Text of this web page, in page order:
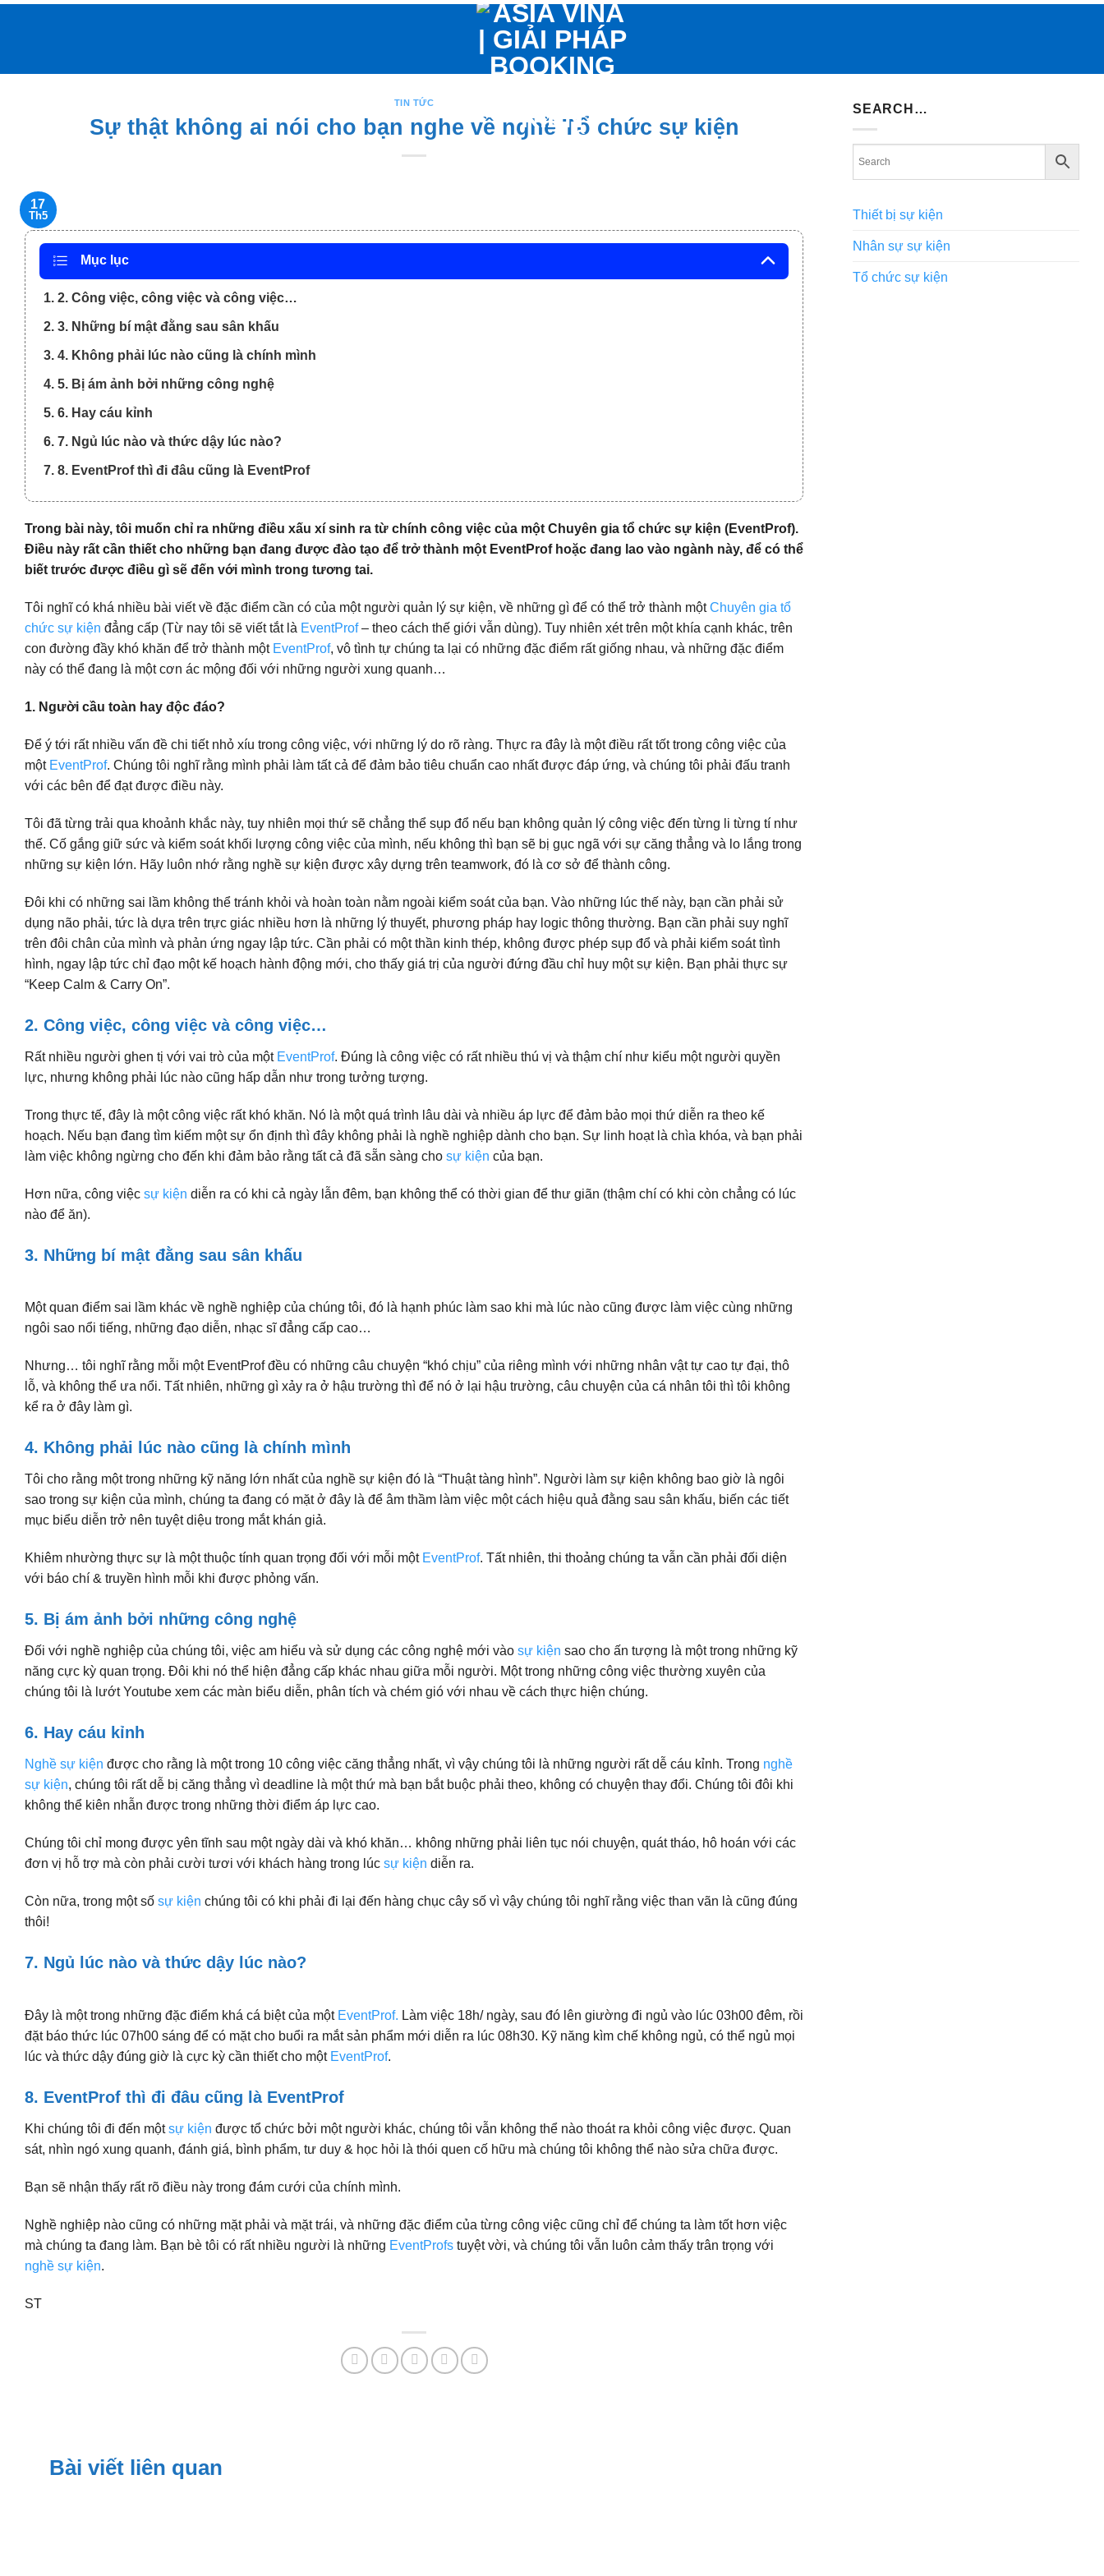
Bỏ
dung
TIN TỨC
Sự thật không ai nói cho bạn nghe về nghề Tổ chức sự kiện
17
Th5
Mục lục
1. 2. Công việc, công việc và công việc…
2. 3. Những bí mật đằng sau sân khấu
3. 4. Không phải lúc nào cũng là chính mình
4. 5. Bị ám ảnh bởi những công nghệ
5. 6. Hay cáu kỉnh
6. 7. Ngủ lúc nào và thức dậy lúc nào?
7. 8. EventProf thì đi đâu cũng là EventProf
Trong bài này, tôi muốn chỉ ra những điều xấu xí sinh ra từ chính công việc của một Chuyên gia tổ chức sự kiện (EventProf).
Điều này rất cần thiết cho những bạn đang được đào tạo để trở thành một EventProf hoặc đang lao vào ngành này, để có thể
biết trước được điều gì sẽ đến với mình trong tương tai.
Tôi nghĩ có khá nhiều bài viết về đặc điểm cần có của một người quản lý sự kiện, về những gì để có thể trở thành mộtChuyên gia tổ
chức sự kiện đẳng cấp (Từ nay tôi sẽ viết tắt là EventProf– theo cách thế giới vẫn dùng). Tuy nhiên xét trên một khía cạnh khác, trên
con đường đầy khó khăn để trở thành một EventProf, vô tình tự chúng ta lại có những đặc điểm rất giống nhau, và những đặc điểm
này có thể đang là một cơn ác mộng đối với những người xung quanh…
1. Người cầu toàn hay độc đáo?
Để ý tới rất nhiều vấn đề chi tiết nhỏ xíu trong công việc, với những lý do rõ ràng. Thực ra đây là một điều rất tốt trong công việc của
một EventProf. Chúng tôi nghĩ rằng mình phải làm tất cả để đảm bảo tiêu chuẩn cao nhất được đáp ứng, và chúng tôi phải đấu tranh
với các bên để đạt được điều này.
Tôi đã từng trải qua khoảnh khắc này, tuy nhiên mọi thứ sẽ chẳng thể sụp đổ nếu bạn không quản lý công việc đến từng li từng tí như
thế. Cố gắng giữ sức và kiểm soát khối lượng công việc của mình, nếu không thì bạn sẽ bị gục ngã với sự căng thẳng và lo lắng trong
những sự kiện lớn. Hãy luôn nhớ rằng nghề sự kiện được xây dựng trên teamwork, đó là cơ sở để thành công.
Đôi khi có những sai lầm không thể tránh khỏi và hoàn toàn nằm ngoài kiểm soát của bạn. Vào những lúc thế này, bạn cần phải sử
dụng não phải, tức là dựa trên trực giác nhiều hơn là những lý thuyết, phương pháp hay logic thông thường. Bạn cần phải suy nghĩ
trên đôi chân của mình và phản ứng ngay lập tức. Cần phải có một thần kinh thép, không được phép sụp đổ và phải kiểm soát tình
hình, ngay lập tức chỉ đạo một kế hoạch hành động mới, cho thấy giá trị của người đứng đầu chỉ huy một sự kiện. Bạn phải thực sự
“Keep Calm & Carry On”.
2. Công việc, công việc và công việc…
Rất nhiều người ghen tị với vai trò của một EventProf. Đúng là công việc có rất nhiều thú vị và thậm chí như kiểu một người quyền
lực, nhưng không phải lúc nào cũng hấp dẫn như trong tưởng tượng.
Trong thực tế, đây là một công việc rất khó khăn. Nó là một quá trình lâu dài và nhiều áp lực để đảm bảo mọi thứ diễn ra theo kế
hoạch. Nếu bạn đang tìm kiếm một sự ổn định thì đây không phải là nghề nghiệp dành cho bạn. Sự linh hoạt là chìa khóa, và bạn phải
làm việc không ngừng cho đến khi đảm bảo rằng tất cả đã sẵn sàng cho sự kiện của bạn.
Hơn nữa, công việc sự kiện diễn ra có khi cả ngày lẫn đêm, bạn không thể có thời gian để thư giãn (thậm chí có khi còn chẳng có lúc
nào để ăn).
3. Những bí mật đằng sau sân khấu
Một quan điểm sai lầm khác về nghề nghiệp của chúng tôi, đó là hạnh phúc làm sao khi mà lúc nào cũng được làm việc cùng những
ngôi sao nổi tiếng, những đạo diễn, nhạc sĩ đẳng cấp cao…
Nhưng… tôi nghĩ rằng mỗi một EventProf đều có những câu chuyện “khó chịu” của riêng mình với những nhân vật tự cao tự đại, thô
lỗ, và không thể ưa nổi. Tất nhiên, những gì xảy ra ở hậu trường thì để nó ở lại hậu trường, câu chuyện của cá nhân tôi thì tôi không
kể ra ở đây làm gì.
4. Không phải lúc nào cũng là chính mình
Tôi cho rằng một trong những kỹ năng lớn nhất của nghề sự kiện đó là “Thuật tàng hình”. Người làm sự kiện không bao giờ là ngôi
sao trong sự kiện của mình, chúng ta đang có mặt ở đây là để âm thầm làm việc một cách hiệu quả đằng sau sân khấu, biến các tiết
mục biểu diễn trở nên tuyệt diệu trong mắt khán giả.
Khiêm nhường thực sự là một thuộc tính quan trọng đối với mỗi một EventProf. Tất nhiên, thi thoảng chúng ta vẫn cần phải đối diện
với báo chí & truyền hình mỗi khi được phỏng vấn.
5. Bị ám ảnh bởi những công nghệ
Đối với nghề nghiệp của chúng tôi, việc am hiểu và sử dụng các công nghệ mới vào sự kiện sao cho ấn tượng là một trong những kỹ
năng cực kỳ quan trọng. Đôi khi nó thể hiện đẳng cấp khác nhau giữa mỗi người. Một trong những công việc thường xuyên của
chúng tôi là lướt Youtube xem các màn biểu diễn, phân tích và chém gió với nhau về cách thực hiện chúng.
6. Hay cáu kỉnh
Nghề sự kiện được cho rằng là một trong 10 công việc căng thẳng nhất, vì vậy chúng tôi là những người rất dễ cáu kỉnh. Trong nghề
sự kiện, chúng tôi rất dễ bị căng thẳng vì deadline là một thứ mà bạn bắt buộc phải theo, không có chuyện thay đổi. Chúng tôi đôi khi
không thể kiên nhẫn được trong những thời điểm áp lực cao.
Chúng tôi chỉ mong được yên tĩnh sau một ngày dài và khó khăn… không những phải liên tục nói chuyện, quát tháo, hô hoán với các
đơn vị hỗ trợ mà còn phải cười tươi với khách hàng trong lúc sự kiện diễn ra.
Còn nữa, trong một số sự kiện chúng tôi có khi phải đi lại đến hàng chục cây số vì vậy chúng tôi nghĩ rằng việc than vãn là cũng đúng
thôi!
7. Ngủ lúc nào và thức dậy lúc nào?
Đây là một trong những đặc điểm khá cá biệt của một EventProf. Làm việc 18h/ ngày, sau đó lên giường đi ngủ vào lúc 03h00 đêm, rồi
đặt báo thức lúc 07h00 sáng để có mặt cho buổi ra mắt sản phẩm mới diễn ra lúc 08h30. Kỹ năng kìm chế không ngủ, có thể ngủ mọi
lúc và thức dậy đúng giờ là cực kỳ cần thiết cho một EventProf.
8. EventProf thì đi đâu cũng là EventProf
Khi chúng tôi đi đến mộtsự kiện được tổ chức bởi một người khác, chúng tôi vẫn không thể nào thoát ra khỏi công việc được. Quan
sát, nhìn ngó xung quanh, đánh giá, bình phẩm, tư duy & học hỏi là thói quen cố hữu mà chúng tôi không thể nào sửa chữa được.
Bạn sẽ nhận thấy rất rõ điều này trong đám cưới của chính mình.
Nghề nghiệp nào cũng có những mặt phải và mặt trái, và những đặc điểm của từng công việc cũng chỉ để chúng ta làm tốt hơn việc
mà chúng ta đang làm. Bạn bè tôi có rất nhiều người là những EventProfs tuyệt vời, và chúng tôi vẫn luôn cảm thấy trân trọng với
nghề sự kiện.
ST
Bài viết liên quan
SEARCH…
Thiết bị sự kiện
Nhân sự sự kiện
Tổ chức sự kiện